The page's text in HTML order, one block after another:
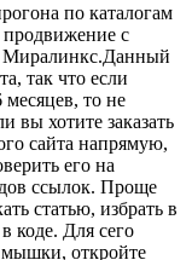
по каталогам
с
Миралинкс.Данный
так что если
то не
вы хотите заказать
сайта напрямую,
его на
ссылок. Проще
статью, избрать в
коде. Для сего
откройте